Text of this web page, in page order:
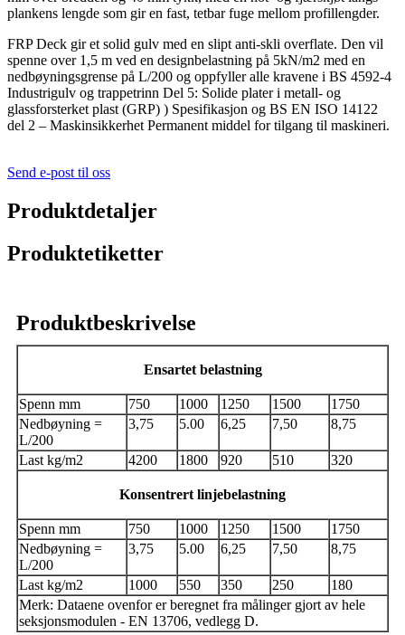
plankens lengde som gir en fast, tetbar fuge mellom profillengder.
FRP Deck gir et solid gulv med en slipt anti-skli overflate. Den vil
spenne over 1,5 m ved en designbelastning på 5kN/m2 med en
nedbøyningsgrense på L/200 og oppfyller alle kravene i BS 4592-4
Industrigulv og trappetrinn Del 5: Solide plater i metall- og
glassforsterket plast (GRP) ) Spesifikasjon og BS EN ISO 14122
del 2 – Maskinsikkerhet Permanent middel for tilgang til maskineri.
Send e-post til oss
Produktdetaljer
Produktetiketter
Produktbeskrivelse
Ensartet belastning
Spenn mm 750 1000 1250 1500
1750
Nedbøyning =
L/200
3,75 5.00 6,25 7,50 8,75
Last kg/m2 4200 1800 920 510 320
Konsentrert linjebelastning
Spenn mm 750 1000 1250 1500
1750
Nedbøyning =
L/200
3,75 5.00 6,25 7,50 8,75
Last kg/m2 1000 550 350 250
180
Merk: Dataene ovenfor er beregnet fra målinger gjort av hele
seksjonsmodulen - EN 13706, vedlegg D.